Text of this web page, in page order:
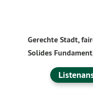
Gerechte Stadt,
Solides